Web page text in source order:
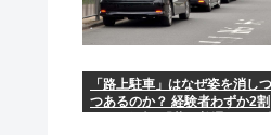
「路上駐車」はなぜ姿を消しつ
つあるのか？ 経験者わずか2割